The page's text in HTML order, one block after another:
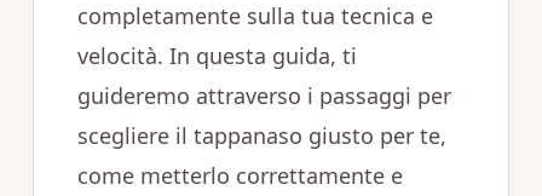
completamente sulla tua tecnica e
velocità. In questa guida, ti
guideremo attraverso i passaggi per
scegliere il tappanaso giusto per te,
come metterlo correttamente e